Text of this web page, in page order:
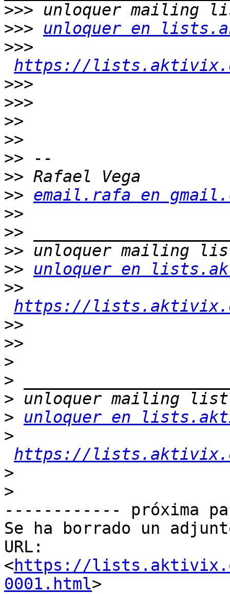
>>>
>>>
unloquer en
>>>
https://
>>>
>>>
>>
>>
>>
>>
>> email.rafa en
>>
>>
>>
>>
unloquer en
>>
https://
>>
>>
>
>
>
>
unloquer en
>
https://
>
>
------------ próxima
Se ha borrado un
URL:
<https://
0001.html